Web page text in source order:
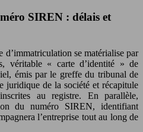
SIREN : délais et
d’immatriculation se matérialise par
véritable « carte d’identité » de
émis par le greffe du tribunal de
juridique de la société et récapitule
au registre. En parallèle,
du numéro SIREN, identifiant
l’entreprise tout au long de